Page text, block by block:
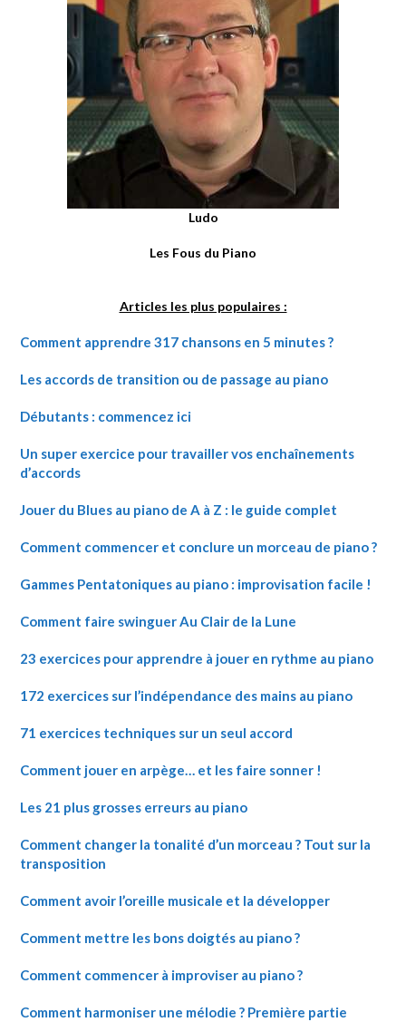
Ludo
Les Fous du Piano
Articles les plus populaires :
Comment apprendre 317 chansons en 5 minutes ?
Les accords de transition ou de passage au piano
Débutants : commencez ici
Un super exercice pour travailler vos enchaînements
d’accords
Jouer du Blues au piano de A à Z : le guide complet
Comment commencer et conclure un morceau de piano ?
Gammes Pentatoniques au piano : improvisation facile !
Comment faire swinguer Au Clair de la Lune
23 exercices pour apprendre à jouer en rythme au piano
172 exercices sur l’indépendance des mains au piano
71 exercices techniques sur un seul accord
Comment jouer en arpège… et les faire sonner !
Les 21 plus grosses erreurs au piano
Comment changer la tonalité d’un morceau ? Tout sur la
transposition
Comment avoir l’oreille musicale et la développer
Comment mettre les bons doigtés au piano ?
Comment commencer à improviser au piano ?
Comment harmoniser une mélodie ? Première partie